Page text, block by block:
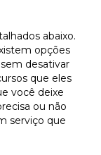
abaixo.
opções
desativar
que eles
você deixe
ou não
serviço que